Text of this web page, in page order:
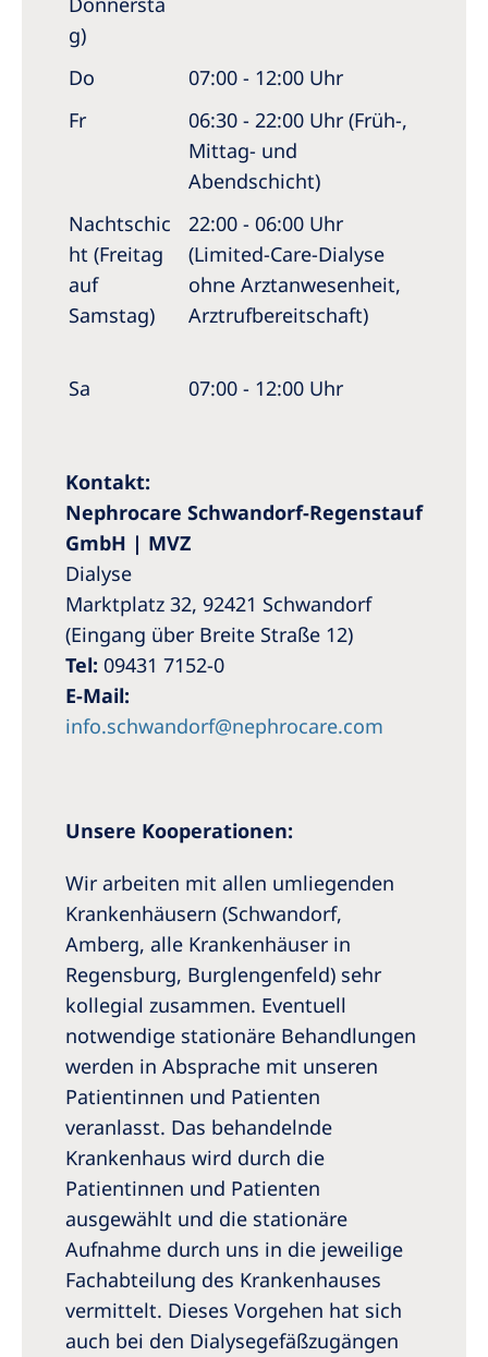
g)
Do
07:00 - 12:00 Uhr
Fr
06:30 - 22:00 Uhr (Früh-,
Mittag- und
Abendschicht)
Nachtschic
ht (Freitag
auf
Samstag)
22:00 - 06:00 Uhr
(Limited-Care-Dialyse
ohne Arztanwesenheit,
Arztrufbereitschaft)
Sa 07:00 - 12:00 Uhr
Kontakt:
Nephrocare Schwandorf-Regenstauf
GmbH | MVZ
Dialyse
Marktplatz 32, 92421 Schwandorf
(Eingang über Breite Straße 12)
Tel: 09431 7152-0
E-Mail:
info.schwandorf@nephrocare.com
Unsere Kooperationen:
Wir arbeiten mit allen umliegenden
Krankenhäusern (Schwandorf,
Amberg, alle Krankenhäuser in
Regensburg, Burglengenfeld) sehr
kollegial zusammen. Eventuell
notwendige stationäre Behandlungen
werden in Absprache mit unseren
Patientinnen und Patienten
veranlasst. Das behandelnde
Krankenhaus wird durch die
Patientinnen und Patienten
ausgewählt und die stationäre
Aufnahme durch uns in die jeweilige
Fachabteilung des Krankenhauses
vermittelt. Dieses Vorgehen hat sich
auch bei den Dialysegefäßzugängen